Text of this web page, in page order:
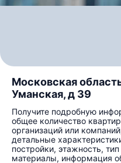
Московская
Уманская, д 39
Получите подробную
общее количество
организаций или
детальные
постройки, этажность,
материалы, информация